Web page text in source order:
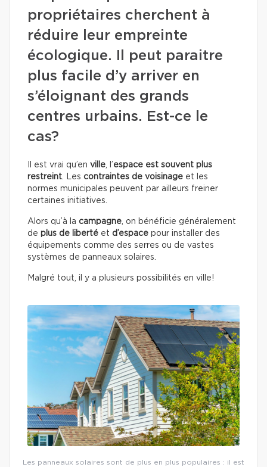
propriétaires cherchent à
réduire leur empreinte
écologique. Il peut paraitre
plus facile d’y arriver en
s’éloignant des grands
centres urbains. Est-ce le
cas?
Il est vrai qu’en ville, l’espace est souvent plus
restreint. Les contraintes de voisinage et les
normes municipales peuvent par ailleurs freiner
certaines initiatives.
Alors qu’à la campagne, on bénéficie généralement
de plus de liberté et d’espace pour installer des
équipements comme des serres ou de vastes
systèmes de panneaux solaires.
Malgré tout, il y a plusieurs possibilités en ville!
Les panneaux solaires sont de plus en plus populaires : il est